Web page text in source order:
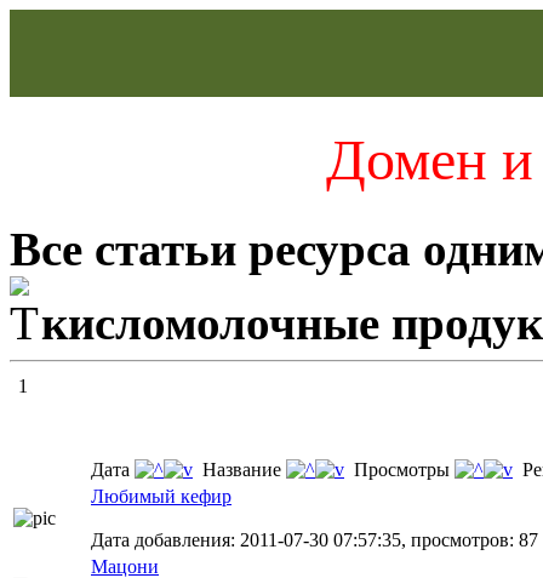
Домен и
Все статьи ресурса
кисломолочные
1
Дата Название Просмотры
Любимый кефир
Дата добавления: 2011-07-30 07:57:35, просмотров: 87
Мацони